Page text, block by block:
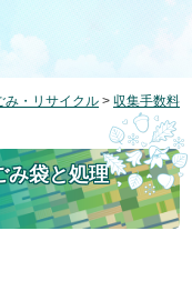
み・リサイクル > 収集手数料
み袋と処理